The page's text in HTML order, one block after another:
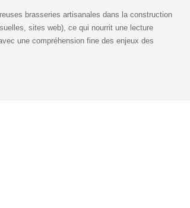
brasseries artisanales dans la construction
sites web), ce qui nourrit une lecture
une compréhension fine des enjeux des